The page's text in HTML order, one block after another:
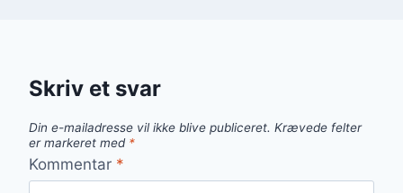
Skriv et svar
Din e-mailadresse vil ikke blive publiceret. Krævede felter
er markeret med *
Kommentar *